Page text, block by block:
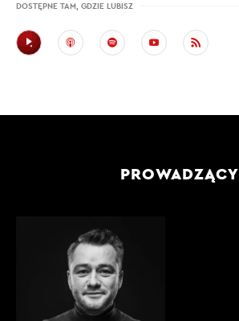
DOSTĘPNE TAM, GDZIE LUBISZ
PROWADZĄCY